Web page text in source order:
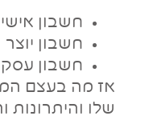
חשבון אישי
חשבון יוצר
חשבון
אז מה בעצם
שלו והיתרונות